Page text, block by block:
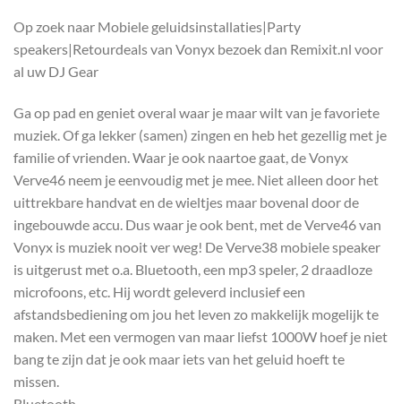
Op zoek naar Mobiele geluidsinstallaties|Party
speakers|Retourdeals van Vonyx bezoek dan Remixit.nl voor
al uw DJ Gear
Ga op pad en geniet overal waar je maar wilt van je favoriete
muziek. Of ga lekker (samen) zingen en heb het gezellig met je
familie of vrienden. Waar je ook naartoe gaat, de Vonyx
Verve46 neem je eenvoudig met je mee. Niet alleen door het
uittrekbare handvat en de wieltjes maar bovenal door de
ingebouwde accu. Dus waar je ook bent, met de Verve46 van
Vonyx is muziek nooit ver weg! De Verve38 mobiele speaker
is uitgerust met o.a. Bluetooth, een mp3 speler, 2 draadloze
microfoons, etc. Hij wordt geleverd inclusief een
afstandsbediening om jou het leven zo makkelijk mogelijk te
maken. Met een vermogen van maar liefst 1000W hoef je niet
bang te zijn dat je ook maar iets van het geluid hoeft te
missen.